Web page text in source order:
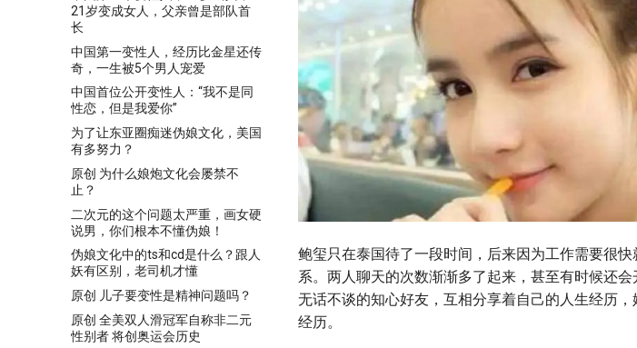
21岁变成女人，父亲曾是部队首
长
中国第一变性人，经历比金星还传
奇，一生被5个男人宠爱
中国首位公开变性人：“我不是同
性恋，但是我爱你”
为了让东亚圈痴迷伪娘文化，美国
有多努力？
原创 为什么娘炮文化会屡禁不
止？
二次元的这个问题太严重，画女硬
说男，你们根本不懂伪娘！
伪娘文化中的ts和cd是什么？跟人
妖有区别，老司机才懂
原创 儿子要变性是精神问题吗？
原创 全美双人滑冠军自称非二元
性别者 将创奥运会历史
鲍玺只在泰国待了一段时间，后来因为工作需要很
系。两人聊天的次数渐渐多了起来，甚至有时候还
无话不谈的知心好友，互相分享着自己的人生经历
经历。